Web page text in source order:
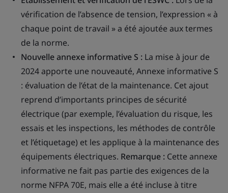
vérification de l’absence de tension, l’expression « à
chaque point de travail » a été ajoutée aux termes
de la norme.
Nouvelle annexe informative S : La mise à jour de
2024 apporte une nouveauté, Annexe informative S
: évaluation de l’état de la maintenance. Cet ajout
reprend d’importants principes de sécurité
électrique (par exemple, l’évaluation du risque, les
essais et les inspections, les méthodes de contrôle
et l’étiquetage) et les applique à la maintenance des
équipements électriques. Remarque : Cette annexe
informative ne fait pas partie des exigences de la
norme NFPA 70E, mais elle a été incluse à titre